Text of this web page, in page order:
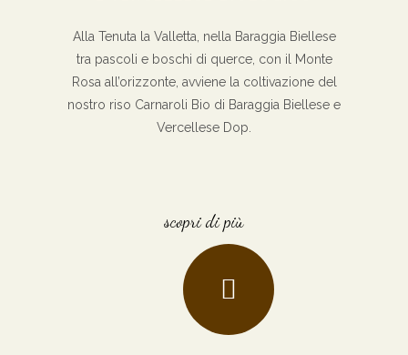
Alla Tenuta la Valletta, nella Baraggia Biellese
tra pascoli e boschi di querce, con il Monte
Rosa all’orizzonte, avviene la coltivazione del
nostro riso Carnaroli Bio di Baraggia Biellese e
Vercellese Dop.
scopri di più